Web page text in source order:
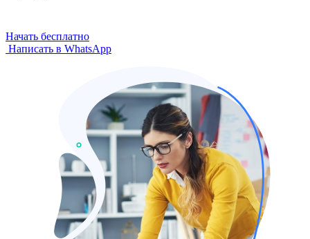
Начать бесплатно
Написать в WhatsApp